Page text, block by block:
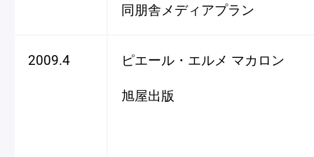
同朋舎メディアプラン
2009.4 ピエール・エルメ マカロン
旭屋出版